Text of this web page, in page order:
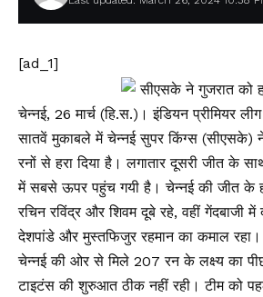
[ad_1]
चेन्नई, 26 मार्च (हि.स.)। इंडियन प्रीमियर
सातवें मुकाबले में चेन्नई सुपर किंग्स (सीएसके)
रनों से हरा दिया है। लगातार दूसरी जीत के
में सबसे ऊपर पहुंच गयी है। चेन्नई की जीत के
रचिन रविंद्र और शिवम दूबे रहे, वहीं गेंदबाजी में
देशपांडे और मुस्तफिजुर रहमान का कमाल रहा।
चेन्नई की ओर से मिले 207 रन के लक्ष्य का
टाइटंस की शुरुआत ठीक नहीं रही। टीम को